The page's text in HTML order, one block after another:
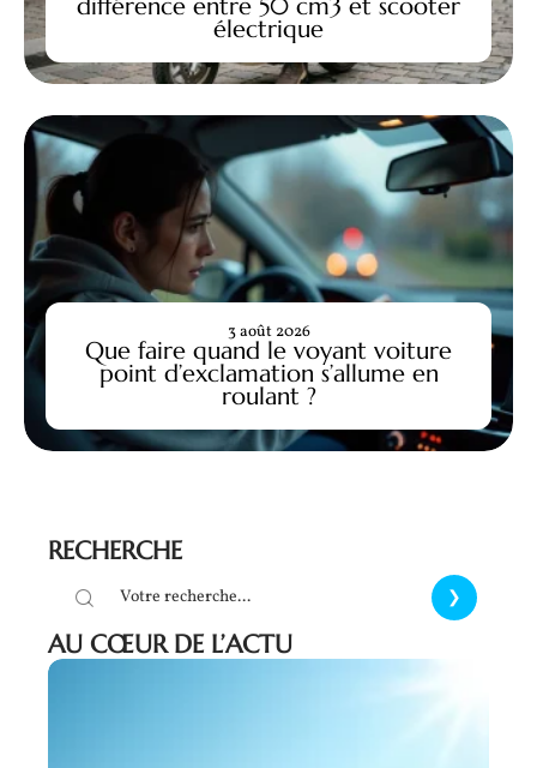
différence entre 50 cm3 et scooter
électrique
Que faire quand le voyant voiture
point d’exclamation s’allume en
roulant ?
3 août 2026
RECHERCHE
AU CŒUR DE L’ACTU